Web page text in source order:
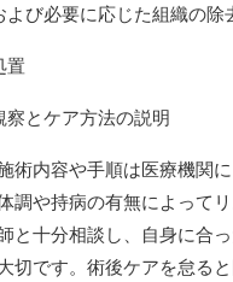
よび必要に応じた組織の除
置
察とケア方法の説明
術内容や手順は医療機関
調や持病の有無によって
と十分相談し、自身に合
切です。術後ケアを怠る